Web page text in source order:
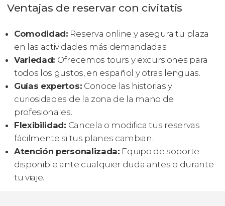
Ventajas de reservar con civitatis
Comodidad: Reserva online y asegura tu plaza
en las actividades más demandadas.
Variedad: Ofrecemos tours y excursiones para
todos los gustos, en español y otras lenguas.
Guías expertos: Conoce las historias y
curiosidades de la zona de la mano de
profesionales.
Flexibilidad: Cancela o modifica tus reservas
fácilmente si tus planes cambian.
Atención personalizada: Equipo de soporte
disponible ante cualquier duda antes o durante
tu viaje.